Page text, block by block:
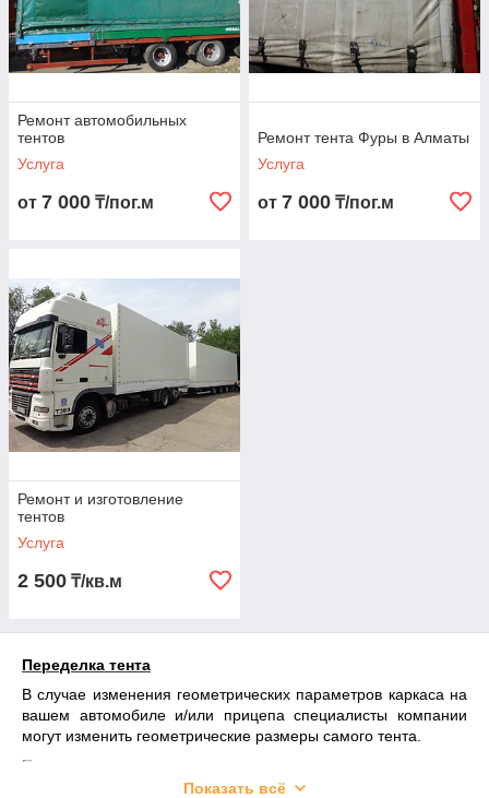
Ремонт автомобильных
тентов
Услуга
от 7 000 ₸/пог.м
Ремонт тента Фуры в Алматы
Услуга
от 7 000 ₸/пог.м
Ремонт и изготовление
тентов
Услуга
2 500 ₸/кв.м
Переделка тента
В случае изменения геометрических параметров каркаса на
вашем автомобиле и/или прицепа специалисты компании
могут изменить геометрические размеры самого тента.
Переделка тента - это возможность увеличить или уменьшить
– длину, высоту, ширину тента. Заменить или добавить
Показать всё